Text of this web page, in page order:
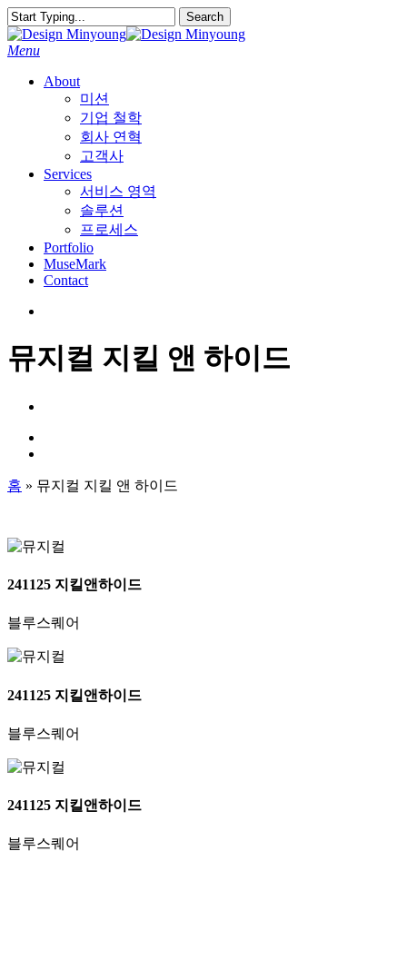
Skip
to
main
Search
Close
Search
search
Menu
About
미션
기업 철학
회사 연혁
고객사
Services
서비스 영역
솔루션
프로세스
Portfolio
MuseMark
Contact
뮤지컬 지킬 앤 하이드
홈 » 뮤지컬 지킬 앤 하이드
241125 지킬앤하이드
블루스퀘어
241125 지킬앤하이드
블루스퀘어
241125 지킬앤하이드
블루스퀘어